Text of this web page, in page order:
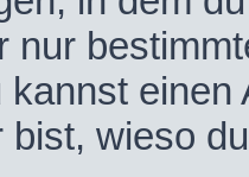
nur
kannst
wieso